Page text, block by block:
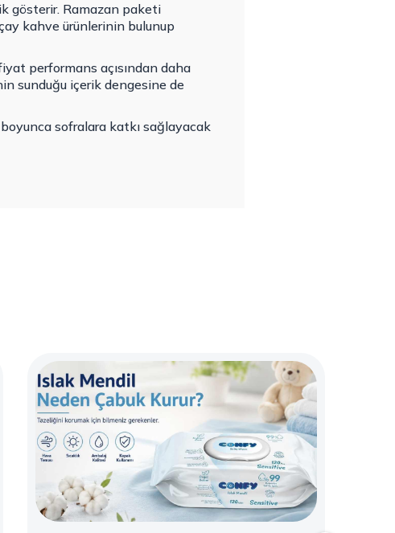
gösterir. Ramazan paketi
kahve ürünlerinin bulunup
performans açısından daha
sunduğu içerik dengesine de
sofralara katkı sağlayacak